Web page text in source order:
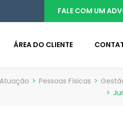
FALE COM UM
ÁREA DO CLIENTE
Atuação > Pessoas Físicas >
>